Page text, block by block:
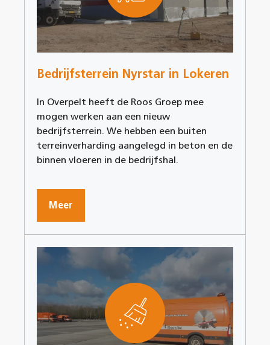
Bedrijfsterrein Nyrstar in Lokeren
In Overpelt heeft de Roos Groep mee
mogen werken aan een nieuw
bedrijfsterrein. We hebben een buiten
terreinverharding aangelegd in beton en de
binnen vloeren in de bedrijfshal.
Meer